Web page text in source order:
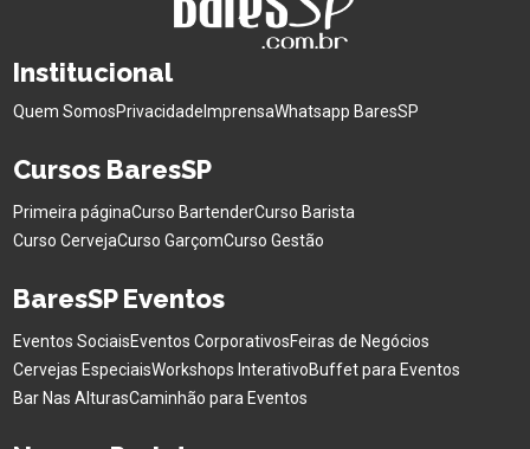
Institucional
Quem SomosPrivacidade ImprensaWhatsapp BaresSP
Cursos BaresSP
Primeira páginaCurso BartenderCurso Barista
Curso CervejaCurso GarçomCurso Gestão
BaresSP Eventos
Eventos SociaisEventos CorporativosFeiras de Negócios
Cervejas EspeciaisWorkshops InterativoBuffet para Eventos
Bar Nas AlturasCaminhão para Eventos